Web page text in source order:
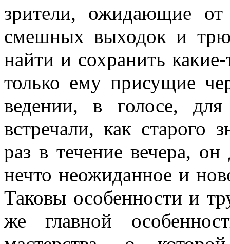
зрители, ожидающие
смешных выходок и
найти и сохранить
только ему присущие
ведении, в голосе,
встречали, как старого
раз в течение вечера,
нечто неожиданное и
Таковы особенности и
же главной